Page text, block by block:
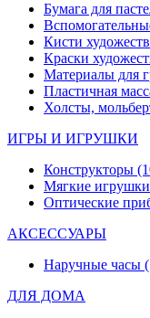
Бумага для
Кисти
Краски
Материалы для
Пластичная
Холсты,
ИГРЫ И ИГРУШКИ
Конструкторы
Мягкие игрушки
Оптические
АКСЕССУАРЫ
Наручные часы
ДЛЯ ДОМА